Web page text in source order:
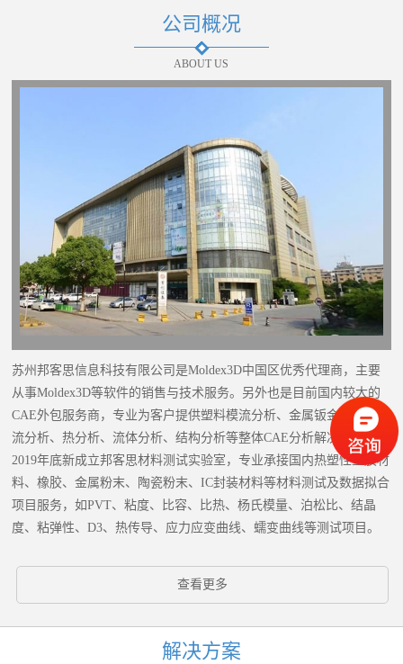
公司概况
ABOUT US
苏州邦客思信息科技有限公司是Moldex3D中国区优秀代理商，主要
从事Moldex3D等软件的销售与技术服务。另外也是目前国内较大的
CAE外包服务商，专业为客户提供塑料模流分析、金属钣金、铸造模
流分析、热分析、流体分析、结构分析等整体CAE分析解决方案。
2019年底新成立邦客思材料测试实验室，专业承接国内热塑性塑胶材
料、橡胶、金属粉末、陶瓷粉末、IC封装材料等材料测试及数据拟合
项目服务，如PVT、粘度、比容、比热、杨氏模量、泊松比、结晶
度、粘弹性、D3、热传导、应力应变曲线、蠕变曲线等测试项目。
查看更多
解决方案